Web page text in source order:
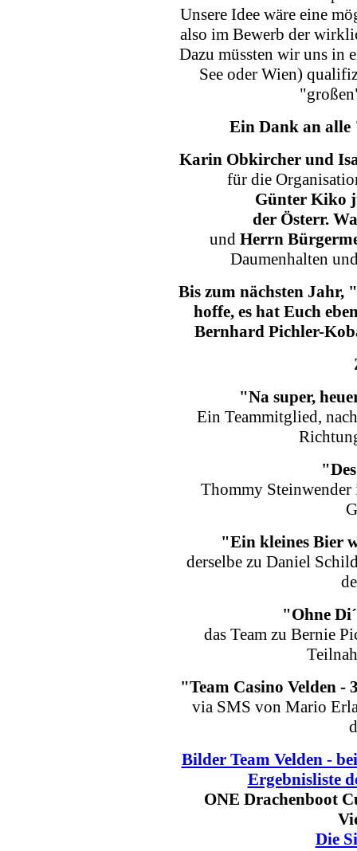
Unsere Idee wäre eine
also im Bewerb der
Dazu müssten wir uns in
See oder Wien)
Ein Dank an
Karin Obkircher und
für die
Günter Kiko
der Österr.
und Herrn
Daumenhalten
Bis zum nächsten
hoffe, es hat Euch
Bernhard Pichler-
"Na super,
Ein Teammitglied,
Thommy
"Ein kleines Bier
derselbe zu Daniel
"Ohne
das Team zu Bernie
"Team Casino Velden -
via SMS von Mario
Bilder Team Velden -
Ergebnisliste
ONE Drachenboot
Die